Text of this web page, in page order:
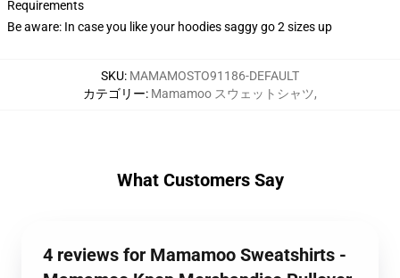
Requirements
Be aware: In case you like your hoodies saggy go 2 sizes up
SKU: MAMAMOSTO91186-DEFAULT
カテゴリー: Mamamoo スウェットシャツ,
What Customers Say
4 reviews for Mamamoo Sweatshirts -